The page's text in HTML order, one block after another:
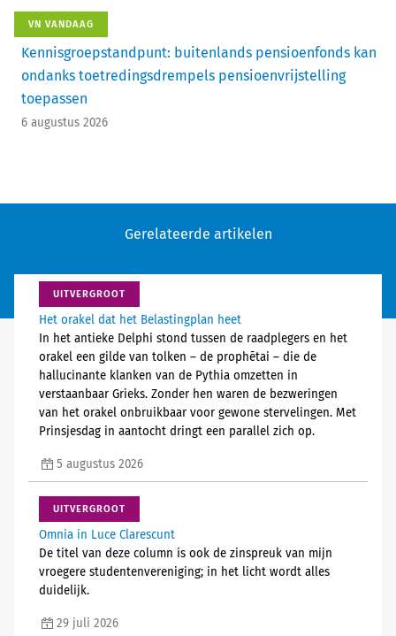
VN VANDAAG
Kennisgroepstandpunt: buitenlands pensioenfonds kan
ondanks toetredingsdrempels pensioenvrijstelling
toepassen
6 augustus 2026
Gerelateerde artikelen
UITVERGROOT
Het orakel dat het Belastingplan heet
In het antieke Delphi stond tussen de raadplegers en het
orakel een gilde van tolken – de prophētai – die de
hallucinante klanken van de Pythia omzetten in
verstaanbaar Grieks. Zonder hen waren de bezweringen
van het orakel onbruikbaar voor gewone stervelingen. Met
Prinsjesdag in aantocht dringt een parallel zich op.
5 augustus 2026
UITVERGROOT
Omnia in Luce Clarescunt
De titel van deze column is ook de zinspreuk van mijn
vroegere studentenvereniging; in het licht wordt alles
duidelijk.
29 juli 2026